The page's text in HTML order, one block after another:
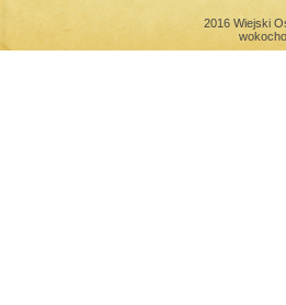
6 sierpnia 2018 - Watra w Ochotnicy
2016 Wiejski